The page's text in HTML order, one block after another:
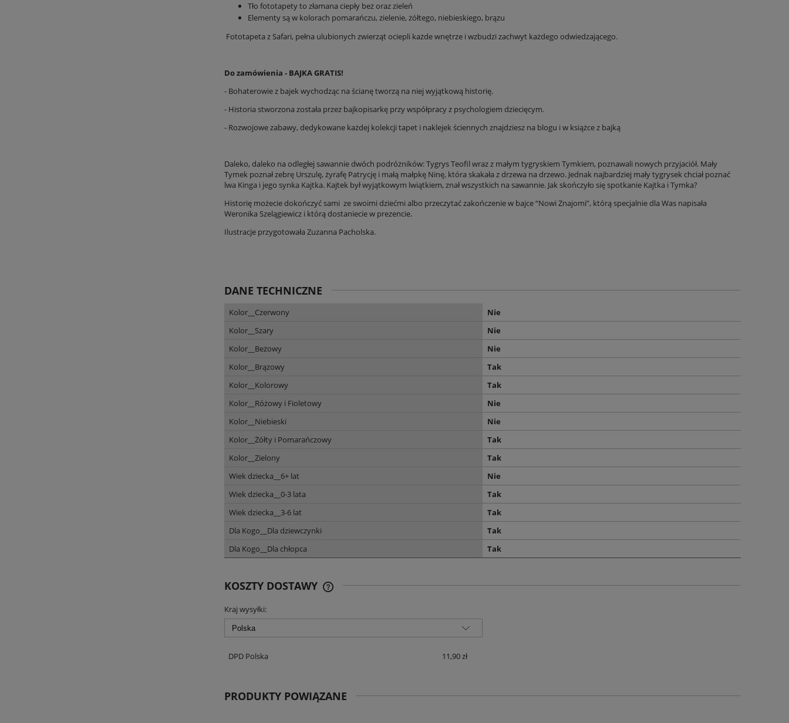
Tło fototapety to złamana ciepły beż oraz zieleń
Elementy są w kolorach pomarańczu, zielenie, żółtego, niebieskiego, brązu
Fototapeta z Safari, pełna ulubionych zwierząt ociepli każde wnętrze i wzbudzi zachwyt każdego odwiedzającego.
Do zamówienia - BAJKA GRATIS!
- Bohaterowie z bajek wychodząc na ścianę tworzą na niej wyjątkową historię.
- Historia stworzona została przez bajkopisarkę przy współpracy z psychologiem dziecięcym.
- Rozwojowe zabawy, dedykowane każdej kolekcji tapet i naklejek ściennych znajdziesz na blogu i w książce z bajką
Daleko, daleko na odległej sawannie dwóch podróżników: Tygrys Teofil wraz z małym tygryskiem Tymkiem, poznawali nowych przyjaciół. Mały
Tymek poznał zebrę Urszulę, żyrafę Patrycję i małą małpkę Ninę, która skakała z drzewa na drzewo. Jednak najbardziej mały tygrysek chciał poznać
lwa Kinga i jego synka Kajtka. Kajtek był wyjątkowym lwiątkiem, znał wszystkich na sawannie. Jak skończyło się spotkanie Kajtka i Tymka?
Historię możecie dokończyć sami ze swoimi dziećmi albo przeczytać zakończenie w bajce “Nowi Znajomi”, którą specjalnie dla Was napisała
Weronika Szelągiewicz i którą dostaniecie w prezencie.
Ilustracje przygotowała Zuzanna Pacholska.
DANE TECHNICZNE
Kolor__Czerwony
Nie
Kolor__Szary
Nie
Kolor__Beżowy
Nie
Kolor__Brązowy
Tak
Kolor__Kolorowy
Tak
Kolor__Różowy i Fioletowy
Nie
Kolor__Niebieski
Nie
Kolor__Żółty i Pomarańczowy
Tak
Kolor__Zielony
Tak
Wiek dziecka__6+ lat
Nie
Wiek dziecka__0-3 lata
Tak
Wiek dziecka__3-6 lat
Tak
Dla Kogo__Dla dziewczynki
Tak
Dla Kogo__Dla chłopca
Tak
KOSZTY DOSTAWY
CENA NIE ZAWIERA EWENTUALNYCH
Kraj wysyłki:
DPD Polska 11,90 zł
PRODUKTY POWIĄZANE